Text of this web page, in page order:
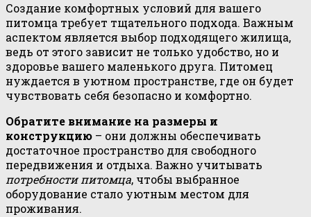
Создание комфортных условий для вашего
питомца требует тщательного подхода. Важным
аспектом является выбор подходящего жилища,
ведь от этого зависит не только удобство, но и
здоровье вашего маленького друга. Питомец
нуждается в уютном пространстве, где он будет
чувствовать себя безопасно и комфортно.
Обратите внимание на размеры и
конструкцию – они должны обеспечивать
достаточное пространство для свободного
передвижения и отдыха. Важно учитывать
потребности питомца, чтобы выбранное
оборудование стало уютным местом для
проживания.